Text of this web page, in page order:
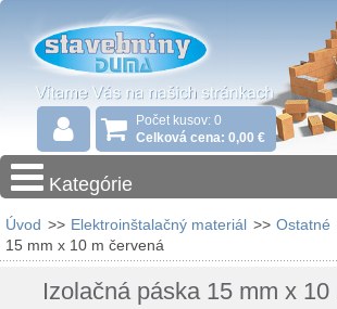
Počet kusov: 0
Celková cena: 0,00 €
Kategórie
Úvod >> Elektroinštalačný materiál >> Ostatné
15 mm x 10 m červená
Izolačná páska 15 mm x 10